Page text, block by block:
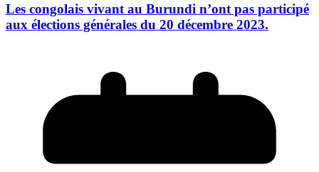
Les congolais vivant au Burundi n’ont pas participé
aux élections générales du 20 décembre 2023.